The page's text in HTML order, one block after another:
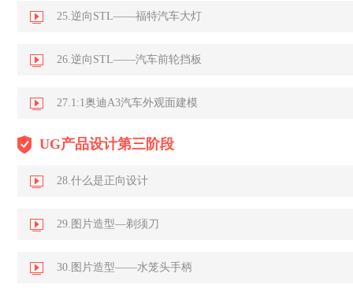
25.逆向STL——福特汽车大灯
26.逆向STL——汽车前轮挡板
27.1:1奥迪A3汽车外观面建模
UG产品设计第三阶段
28.什么是正向设计
29.图片造型—剃须刀
30.图片造型——水笼头手柄